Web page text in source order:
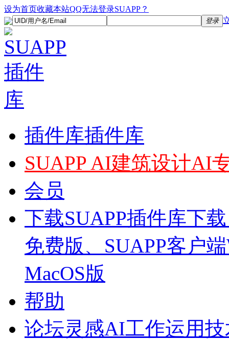
设为首页收藏本站QQ无法登录SUAPP？
登录
插件库插件库
SUAPP AI建筑设计AI
会员
下载SUAPP插件库下
免费版、SUAPP客户
MacOS版
帮助
论坛灵感AI工作运用